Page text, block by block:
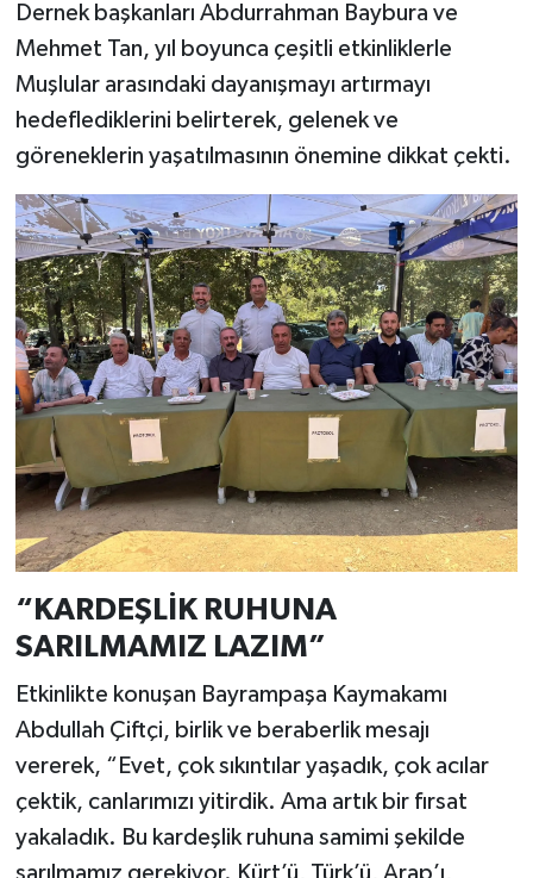
Dernek başkanları Abdurrahman Baybura ve
Mehmet Tan, yıl boyunca çeşitli etkinliklerle
Muşlular arasındaki dayanışmayı artırmayı
hedeflediklerini belirterek, gelenek ve
göreneklerin yaşatılmasının önemine dikkat çekti.
“KARDEŞLİK RUHUNA
SARILMAMIZ LAZIM”
Etkinlikte konuşan Bayrampaşa Kaymakamı
Abdullah Çiftçi, birlik ve beraberlik mesajı
vererek, “Evet, çok sıkıntılar yaşadık, çok acılar
çektik, canlarımızı yitirdik. Ama artık bir fırsat
yakaladık. Bu kardeşlik ruhuna samimi şekilde
sarılmamız gerekiyor. Kürt’ü, Türk’ü, Arap’ı,